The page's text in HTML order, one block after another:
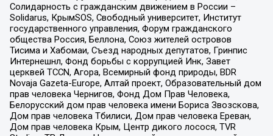
Солидарность с гражданским движением в России –
Solidarus, КрымSOS, Свободный университет, Институт
государственного управления, Форум гражданского
общества Россия, Беллона, Союз жителей островов
Тисима и Хабомаи, Съезд народных депутатов, Гринпис
Интернешнл, Фонд борьбы с коррупцией Инк, Завет
церквей TCCN, Агора, Всемирный фонд природы, BDR
Novaja Gazeta-Europe, Алтай проект, Образовательный дом
прав человека Чернигов, Фонд Дом Прав Человека,
Белорусский дом прав человека имени Бориса Звозскова,
Дом прав человека Тбилиси, Дом прав человека Ереван,
Дом прав человека Крым, Центр дикого лосося, TVR